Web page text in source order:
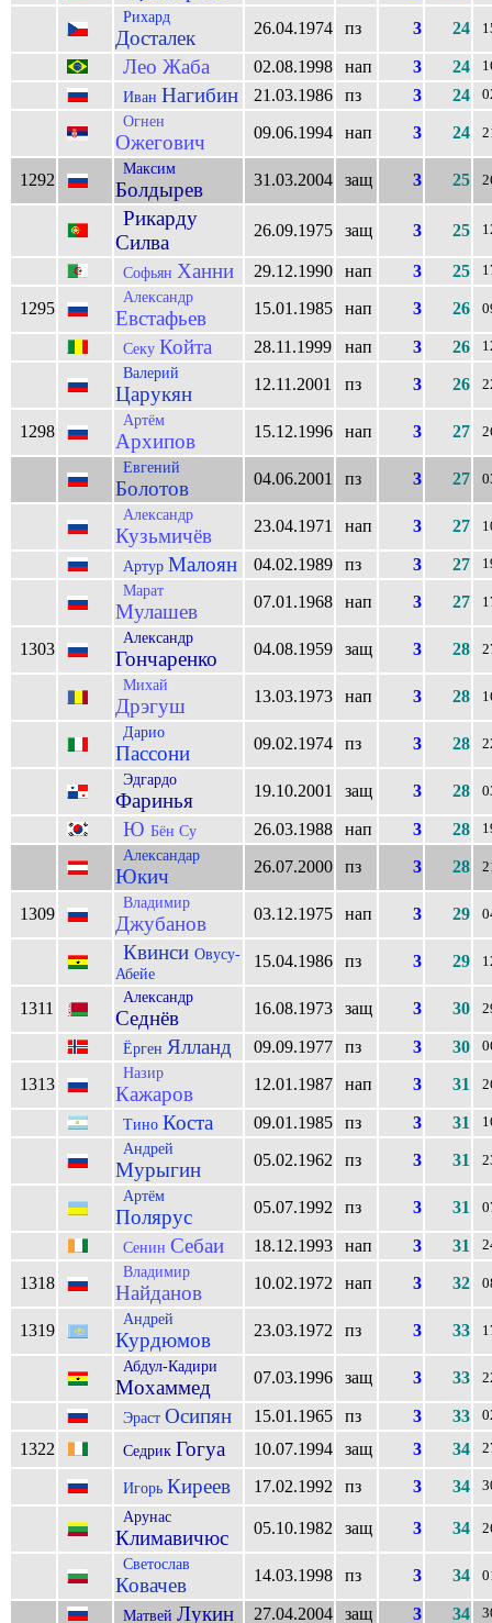
Рихард
Досталек 26.04.1974 пз 3 24
Лео Жаба 02.08.1998 нап 3 24
Иван Нагибин 21.03.1986 пз 3 24
Огнен
Ожегович 09.06.1994 нап 3 24
1292
Максим
Болдырев 31.03.2004 защ 3 25
Рикарду
Силва
26.09.1975 защ 3 25
Софьян Ханни 29.12.1990 нап 3 25
1295
Александр
Евстафьев 15.01.1985 нап 3 26
Секу Койта 28.11.1999 нап 3 26
Валерий
Царукян 12.11.2001 пз 3 26
1298
Артём
Архипов 15.12.1996 нап 3 27
Евгений
Болотов 04.06.2001 пз 3 27
Александр
Кузьмичёв 23.04.1971 нап 3 27
Артур Малоян 04.02.1989 пз 3 27
Марат
Мулашев 07.01.1968 нап 3 27
1303
Александр
Гончаренко 04.08.1959 защ 3 28
Михай
Дрэгуш 13.03.1973 нап 3 28
Дарио
Пассони 09.02.1974 пз 3 28
Эдгардо
Фаринья 19.10.2001 защ 3 28
Ю Бён Су 26.03.1988 нап 3 28
Александар
Юкич 26.07.2000 пз 3 28
1309
Владимир
Джубанов 03.12.1975 нап 3 29
Квинси Овусу-
Абейе
15.04.1986 пз 3 29
1311
Александр
Седнёв 16.08.1973 защ 3 30
Ёрген Ялланд 09.09.1977 пз 3 30
1313
Назир
Кажаров 12.01.1987 нап 3 31
Тино Коста 09.01.1985 пз 3 31
Андрей
Мурыгин 05.02.1962 пз 3 31
Артём
Полярус 05.07.1992 пз 3 31
Сенин Себаи 18.12.1993 нап 3 31
1318
Владимир
Найданов 10.02.1972 нап 3 32
1319
Андрей
Курдюмов 23.03.1972 пз 3 33
Абдул-Кадири
Мохаммед 07.03.1996 защ 3 33
Эраст Осипян 15.01.1965 пз 3 33
1322 Седрик Гогуа 10.07.1994 защ 3 34
Игорь Киреев 17.02.1992 пз 3 34
Арунас
Климавичюс 05.10.1982 защ 3 34
Светослав
Ковачев 14.03.1998 пз 3 34
Матвей Лукин 27.04.2004 защ 3 34